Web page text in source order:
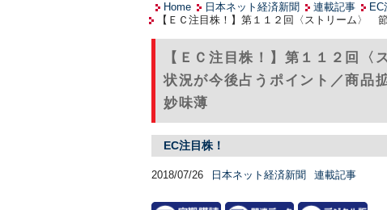
Home 日本ネット経済新聞 連載記事
EC
【ＥＣ注目株！】第１１２回〈ストリーム〉
【ＥＣ注目株！】第１１２回
状況が今後占うポイント／商品
妙味薄
EC注目株！
2018/07/26 日本ネット経済新聞 連載記事